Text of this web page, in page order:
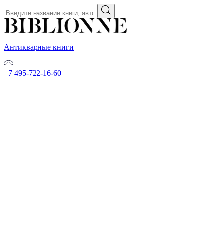
Антикварные книги
+7 495-722-16-60